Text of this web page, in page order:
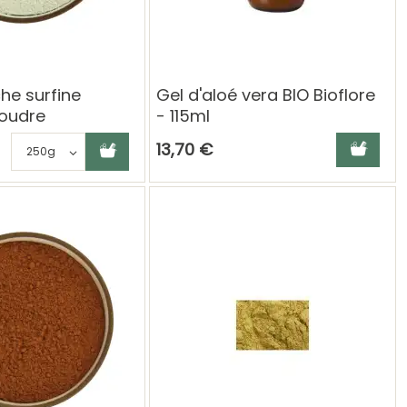
surfine
naturelle
Choisissez une déclinaison
Ajouter au panier
Gel d'aloé vera BIO Bioflore
- 115ml
13,70 €
Ajouter